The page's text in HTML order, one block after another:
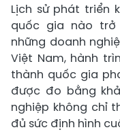
Lịch sử phát triển
quốc gia nào trở
những doanh
Việt Nam, hành
thành quốc gia
được đo bằng
nghiệp không chỉ
đủ sức định hình